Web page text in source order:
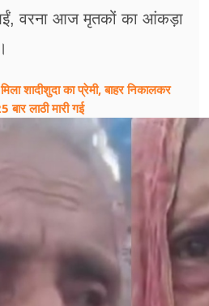
वरना आज मृतकों का आंकड़ा
शादीशुदा का प्रेमी, बाहर निकालकर
बार लाठी मारी गई